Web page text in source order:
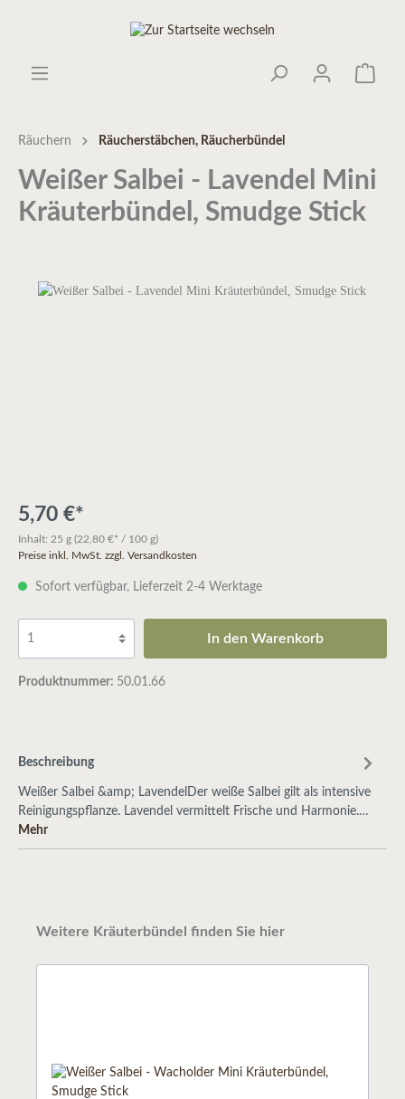
Räuchern Räucherstäbchen, Räucherbündel
Weißer Salbei - Lavendel Mini
Kräuterbündel, Smudge Stick
5,70 €*
Inhalt: 25 g (22,80 €* / 100 g)
Preise inkl. MwSt. zzgl. Versandkosten
Sofort verfügbar, Lieferzeit 2-4 Werktage
In den Warenkorb
Produktnummer: 50.01.66
Beschreibung
Weißer Salbei &amp; LavendelDer weiße Salbei gilt als intensive
Reinigungspflanze. Lavendel vermittelt Frische und Harmonie.…
Mehr
Weitere Kräuterbündel finden Sie hier